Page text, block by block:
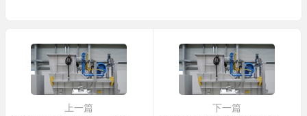
上一篇
下一篇